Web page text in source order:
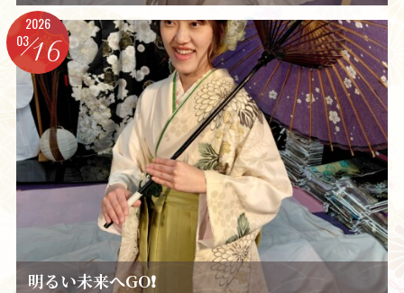
2026
0316
明るい未来へGO❗